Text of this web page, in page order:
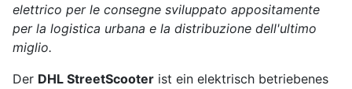
elettrico per le consegne sviluppato appositamente
per la logistica urbana e la distribuzione dell'ultimo
miglio.
Der DHL StreetScooter ist ein elektrisch betriebenes